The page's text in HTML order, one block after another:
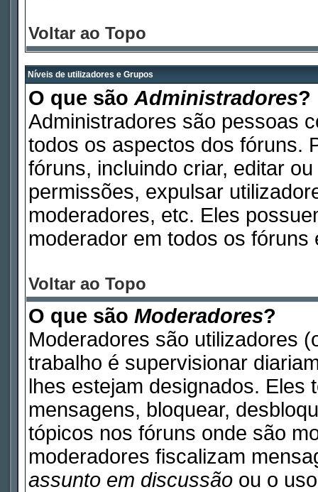
Voltar ao Topo
Níveis de utilizadores e Grupos
O que são Administradores?
Administradores são pessoas
todos os aspectos dos fóruns.
fóruns, incluindo criar, editar
permissões, expulsar
moderadores, etc. Eles
moderador em todos os fóruns
Voltar ao Topo
O que são Moderadores?
Moderadores são utilizadores
trabalho é supervisionar
lhes estejam designados. Eles
mensagens, bloquear,
tópicos nos fóruns onde são
moderadores fiscalizam
assunto em discussão ou o